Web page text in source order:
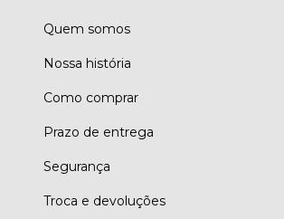
Quem somos
Nossa história
Como comprar
Prazo de entrega
Segurança
Troca e devoluções